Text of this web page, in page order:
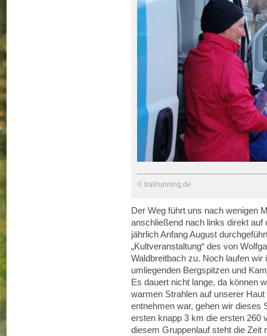
© trailrunning.de
Der Weg führt uns nach wenigen
anschließend nach links direkt
jährlich Anfang August
„Kultveranstaltung“ des von
Waldbreitbach zu. Noch laufen
umliegenden Bergspitzen und
Es dauert nicht lange, da können
warmen Strahlen auf unserer
entnehmen war, gehen wir dieses
ersten knapp 3 km die ersten 260
diesem Gruppenlauf steht die Zeit